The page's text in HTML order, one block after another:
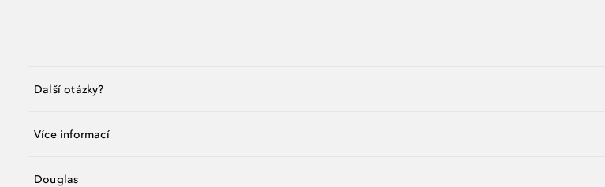
Další otázky?
Více informací
Douglas